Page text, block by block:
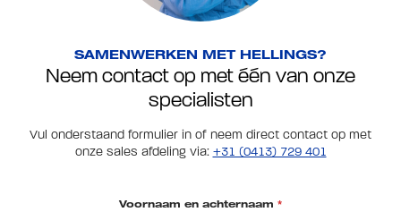
SAMENWERKEN MET HELLINGS?
Neem contact op met één van onze
specialisten
Vul onderstaand formulier in of neem direct contact op met
onze sales afdeling via: +31 (0413) 729 401
Voornaam en achternaam *